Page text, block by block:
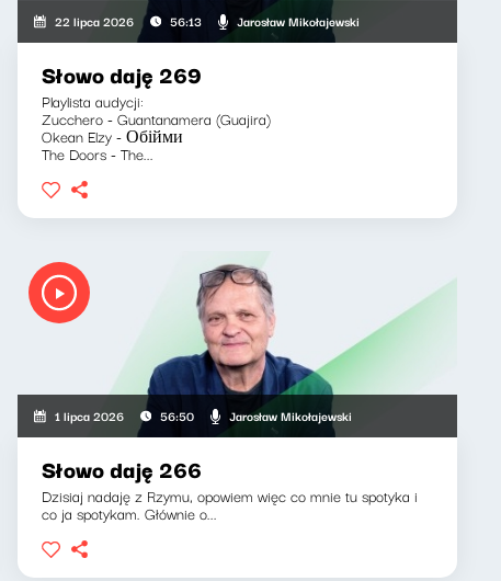
22 lipca 2026 56:13 Jarosław Mikołajewski
Słowo daję 269
Playlista audycji:
Zucchero - Guantanamera (Guajira)
Okean Elzy - Обійми
The Doors - The...
1 lipca 2026 56:50 Jarosław Mikołajewski
Słowo daję 266
Dzisiaj nadaję z Rzymu, opowiem więc co mnie tu spotyka i
co ja spotykam. Głównie o...